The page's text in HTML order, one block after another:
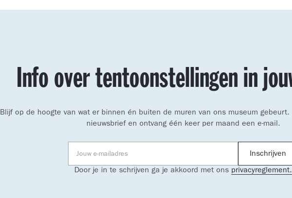
Info over tentoonstellingen in
Blijf op de hoogte van wat er binnen én buiten de muren van ons museum gebeurt.
nieuwsbrief en ontvang één keer per maand een e-mail.
Door je in te schrijven ga je akkoord met ons privacyreglement.